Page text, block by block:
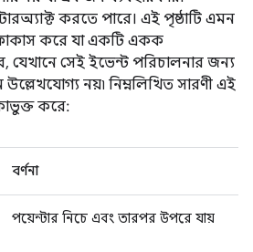
করতে পারে। এই পৃষ্ঠাটি এমন
করে যা একটি একক
সেই ইভেন্ট পরিচালনার জন্য
উল্লেখযোগ্য নয়৷ নিম্নলিখিত সারণী এই
করে:
বর্ণনা
পয়েন্টার নিচে এবং তারপর উপরে যায়